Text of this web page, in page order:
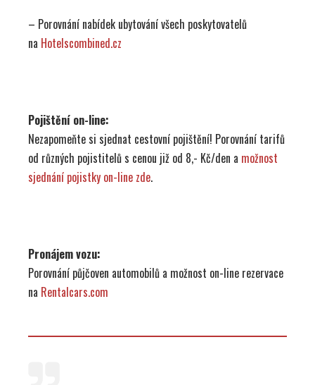
– Porovnání nabídek ubytování všech poskytovatelů
na Hotelscombined.cz
Pojištění on-line:
Nezapomeňte si sjednat cestovní pojištění! Porovnání tarifů
od různých pojistitelů s cenou již od 8,- Kč/den a možnost
sjednání pojistky on-line zde.
Pronájem vozu:
Porovnání půjčoven automobilů a možnost on-line rezervace
na Rentalcars.com